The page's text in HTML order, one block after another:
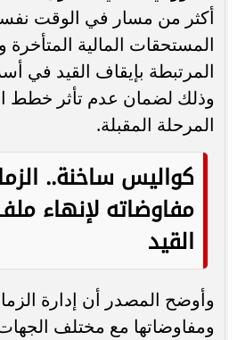
أكثر من مسار في الوقت
المستحقات المالية المتأخرة
المرتبطة بإيقاف القيد في
وذلك لضمان عدم تأثر خطط
المرحلة المقبلة.
كواليس ساخنة..
مفاوضاته لإنهاء
القيد
وأوضح المصدر أن إدارة
ومفاوضاتها مع مختلف